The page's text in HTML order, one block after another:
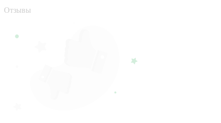
Отзывы